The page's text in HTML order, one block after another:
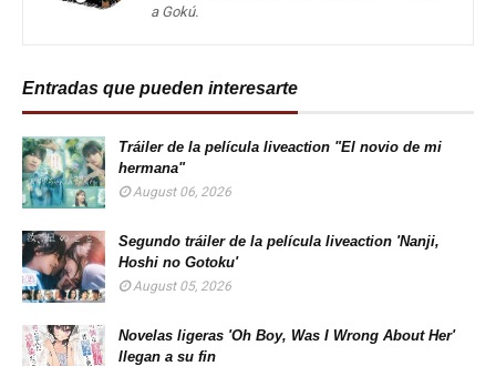
a Gokú.
Entradas que pueden interesarte
Tráiler de la película liveaction "El novio de mi
hermana"
August 06, 2026
Segundo tráiler de la película liveaction 'Nanji,
Hoshi no Gotoku'
August 05, 2026
Novelas ligeras 'Oh Boy, Was I Wrong About Her'
llegan a su fin